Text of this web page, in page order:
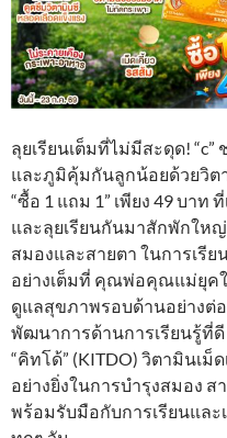
ลุยเรียนเต็มที่ไม่มีสะดุด!
และภูมิคุ้มกันลูกน้อยด้วยวิต
“ซื้อ 1 แถม 1” เพียง 49 บาท
และลุยเรียนกันมาสักพักใหญ่
สมองและสายตา ในการเรี
อย่างเต็มที่ คุณพ่อคุณแม่ยุค
ดูแลสุขภาพรอบด้านอย่างต่อ
พัฒนาการด้านการเรียนรู้ที่
“คิทโด้” (KITDO) วิตามินเม็
อย่างยิ่งในการบำรุงสมอง
พร้อมรับมือกับการเรียนแล